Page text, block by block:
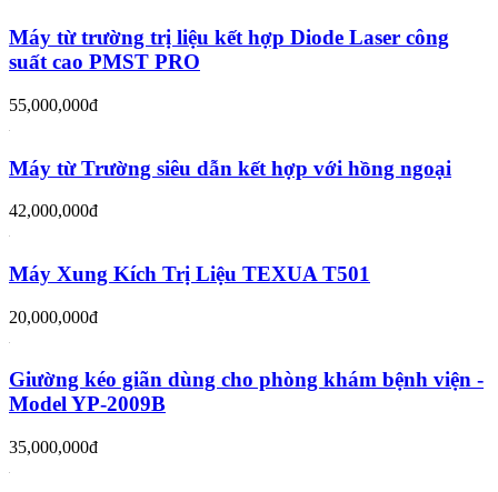
Máy từ trường trị liệu kết hợp Diode Laser công
suất cao PMST PRO
55,000,000đ
Máy từ Trường siêu dẫn kết hợp với hồng ngoại
42,000,000đ
Máy Xung Kích Trị Liệu TEXUA T501
20,000,000đ
Giường kéo giãn dùng cho phòng khám bệnh viện -
Model YP-2009B
35,000,000đ